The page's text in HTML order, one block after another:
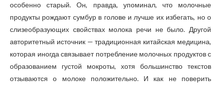
особенно старый. Он, правда, упоминал, что молочные
продукты рождают сумбур в голове и лучше их избегать, но о
слизеобразующих свойствах молока речи не было. Другой
авторитетный источник — традиционная китайская медицина,
которая иногда связывает потребление молочных продуктов с
образованием густой мокроты, хотя большинство текстов
отзываются о молоке положительно. И как не поверить